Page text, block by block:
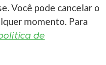
Você pode cancelar o
momento. Para
de